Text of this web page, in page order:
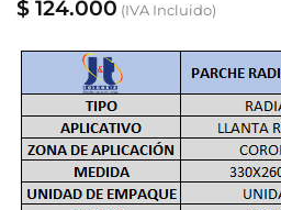
$ 124.000 (IVA Incluido)